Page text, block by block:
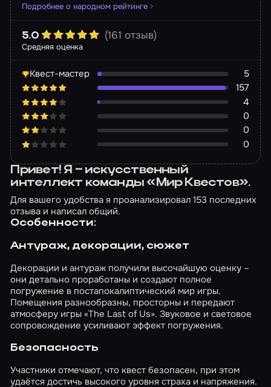
Подробнее о народном рейтинге
Средняя оценка
5.0 (161 отзыв)
Квест-мастер
5
157
4
0
0
0
Привет! Я – искусственный
интеллект команды «Мир Квестов».
Для вашего удобства я проанализировал 153 последних
отзыва и написал общий.
Особенности:
Антураж, декорации, сюжет
Декорации и антураж получили высочайшую оценку –
они детально проработаны и создают полное
погружение в постапокалиптический мир игры.
Помещения разнообразны, просторны и передают
атмосферу игры «The Last of Us». Звуковое и световое
сопровождение усиливают эффект погружения.
Безопасность
Участники отмечают, что квест безопасен, при этом
удаётся достичь высокого уровня страха и напряжения.